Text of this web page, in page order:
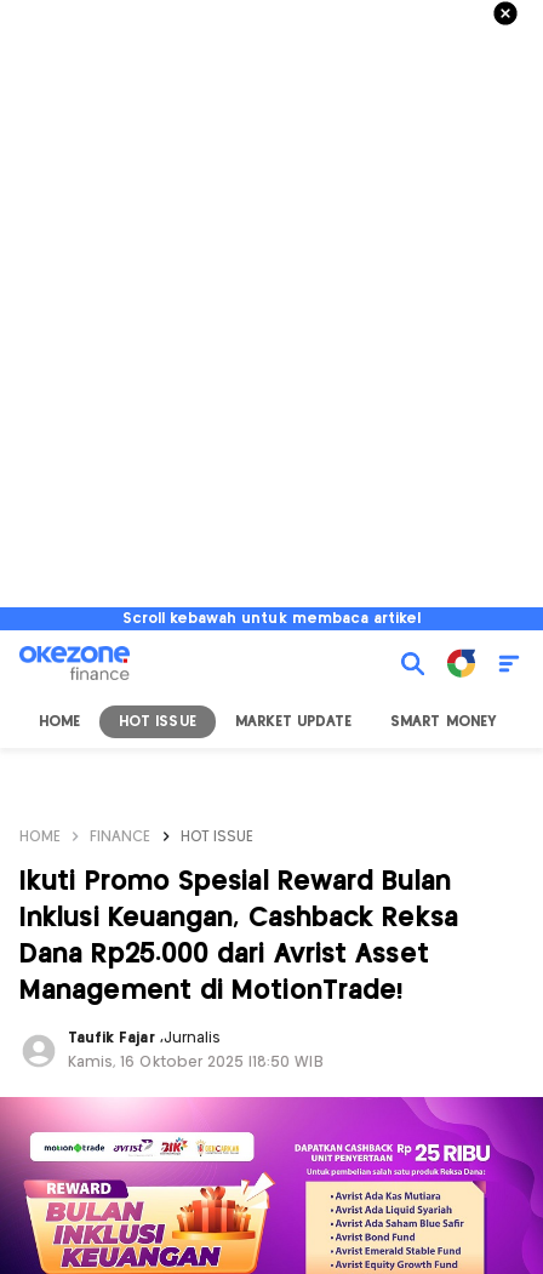
Scroll kebawah untuk membaca artikel
HOME HOT ISSUE MARKET UPDATE SMART MONEY
HOME FINANCE HOT ISSUE
Ikuti Promo Spesial Reward Bulan
Inklusi Keuangan, Cashback Reksa
Dana Rp25.000 dari Avrist Asset
Management di MotionTrade!
Taufik Fajar ,Jurnalis
Kamis, 16 Oktober 2025 |18:50 WIB